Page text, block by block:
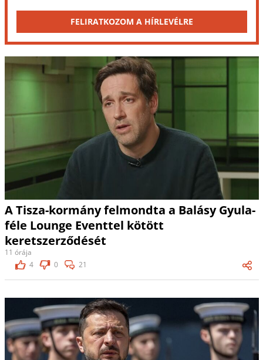
FELIRATKOZOM A HÍRLEVÉLRE
A Tisza-kormány felmondta a Balásy Gyula-
féle Lounge Eventtel kötött
keretszerződését
11 órája
4
0 21